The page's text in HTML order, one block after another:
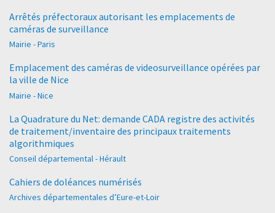
Arrêtés préfectoraux autorisant les emplacements de
caméras de surveillance
Mairie - Paris
Emplacement des caméras de videosurveillance opérées par
la ville de Nice
Mairie - Nice
La Quadrature du Net: demande CADA registre des activités
de traitement/inventaire des principaux traitements
algorithmiques
Conseil départemental - Hérault
Cahiers de doléances numérisés
Archives départementales d’Eure-et-Loir